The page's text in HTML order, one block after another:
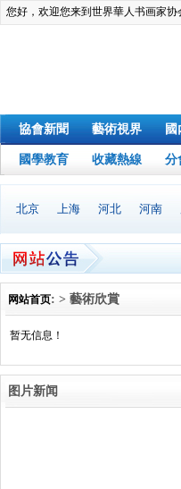
您好，欢迎您来到世界華人书画家
協會新聞 藝術視界 國
國學教育 收藏熱線 分
北京 上海 河北 河南
网站首页: > 藝術欣賞
暂无信息！
图片新闻